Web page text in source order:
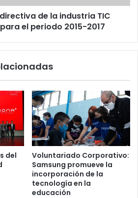
de la industria TIC
el periodo 2015-2017
del
Voluntariado Corporativo:
Samsung promueve la
incorporación de la
tecnología en la
educación